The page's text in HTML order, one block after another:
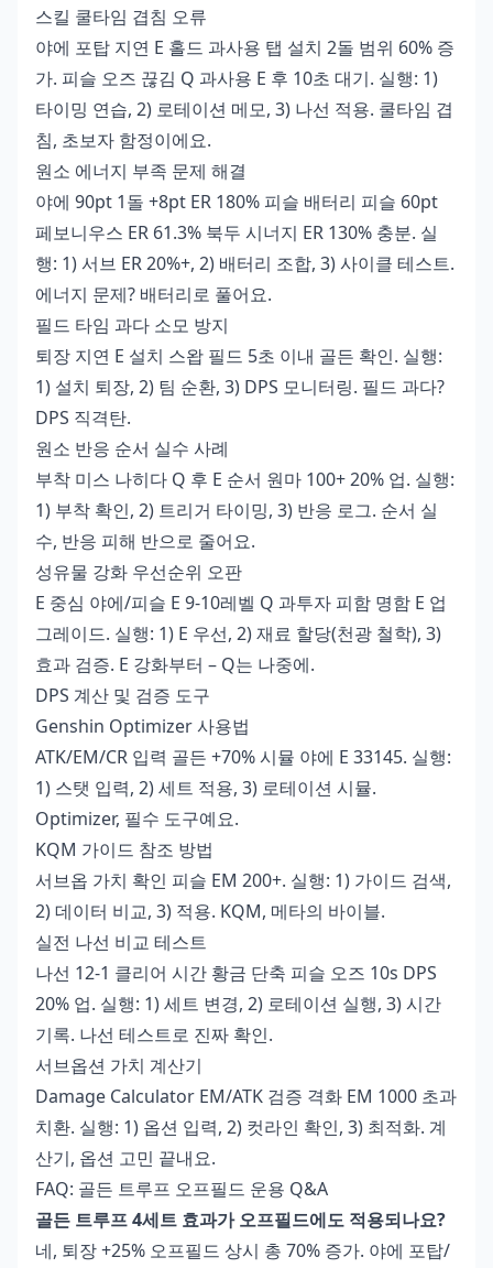
스킬 쿨타임 겹침 오류
야에 포탑 지연 E 홀드 과사용 탭 설치 2돌 범위 60% 증
가. 피슬 오즈 끊김 Q 과사용 E 후 10초 대기. 실행: 1)
타이밍 연습, 2) 로테이션 메모, 3) 나선 적용. 쿨타임 겹
침, 초보자 함정이에요.
원소 에너지 부족 문제 해결
야에 90pt 1돌 +8pt ER 180% 피슬 배터리 피슬 60pt
페보니우스 ER 61.3% 북두 시너지 ER 130% 충분. 실
행: 1) 서브 ER 20%+, 2) 배터리 조합, 3) 사이클 테스트.
에너지 문제? 배터리로 풀어요.
필드 타임 과다 소모 방지
퇴장 지연 E 설치 스왑 필드 5초 이내 골든 확인. 실행:
1) 설치 퇴장, 2) 팀 순환, 3) DPS 모니터링. 필드 과다?
DPS 직격탄.
원소 반응 순서 실수 사례
부착 미스 나히다 Q 후 E 순서 원마 100+ 20% 업. 실행:
1) 부착 확인, 2) 트리거 타이밍, 3) 반응 로그. 순서 실
수, 반응 피해 반으로 줄어요.
성유물 강화 우선순위 오판
E 중심 야에/피슬 E 9-10레벨 Q 과투자 피함 명함 E 업
그레이드. 실행: 1) E 우선, 2) 재료 할당(천광 철학), 3)
효과 검증. E 강화부터 – Q는 나중에.
DPS 계산 및 검증 도구
Genshin Optimizer 사용법
ATK/EM/CR 입력 골든 +70% 시뮬 야에 E 33145. 실행:
1) 스탯 입력, 2) 세트 적용, 3) 로테이션 시뮬.
Optimizer, 필수 도구예요.
KQM 가이드 참조 방법
서브옵 가치 확인 피슬 EM 200+. 실행: 1) 가이드 검색,
2) 데이터 비교, 3) 적용. KQM, 메타의 바이블.
실전 나선 비교 테스트
나선 12-1 클리어 시간 황금 단축 피슬 오즈 10s DPS
20% 업. 실행: 1) 세트 변경, 2) 로테이션 실행, 3) 시간
기록. 나선 테스트로 진짜 확인.
서브옵션 가치 계산기
Damage Calculator EM/ATK 검증 격화 EM 1000 초과
치환. 실행: 1) 옵션 입력, 2) 컷라인 확인, 3) 최적화. 계
산기, 옵션 고민 끝내요.
FAQ: 골든 트루프 오프필드 운용 Q&A
골든 트루프 4세트 효과가 오프필드에도 적용되나요?
네, 퇴장 +25% 오프필드 상시 총 70% 증가. 야에 포탑/